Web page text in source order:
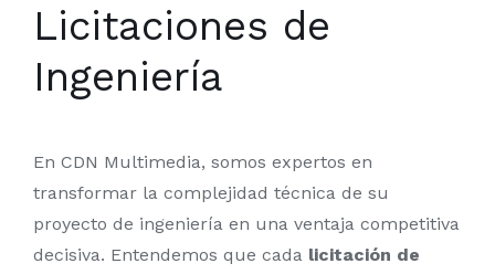
Licitaciones de
Ingeniería
En CDN Multimedia, somos expertos en
transformar la complejidad técnica de su
proyecto de ingeniería en una ventaja competitiva
decisiva. Entendemos que cada licitación de